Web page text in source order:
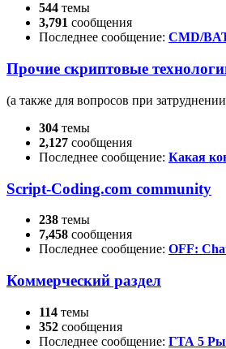
544 темы
3,791 сообщения
Последнее сообщение: CMD/
Прочие скриптовые
(а также для вопросов при
304 темы
2,127 сообщения
Последнее сообщение: Какая
Script-Coding.com community
238 темы
7,458 сообщения
Последнее сообщение: OFF:
Коммерческий раздел
114 темы
352 сообщения
Последнее сообщение: ГТА 5